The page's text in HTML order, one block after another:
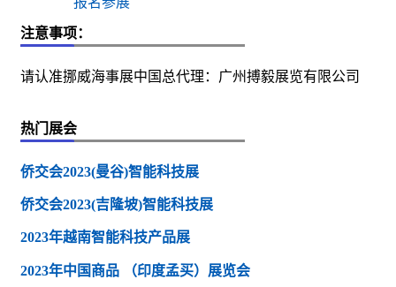
注意事项：
请认准挪威海事展中国总代理：广州搏毅展览有限公司
热门展会
侨交会2023(曼谷)智能科技展
侨交会2023(吉隆坡)智能科技展
2023年越南智能科技产品展
2023年中国商品 （印度孟买）展览会